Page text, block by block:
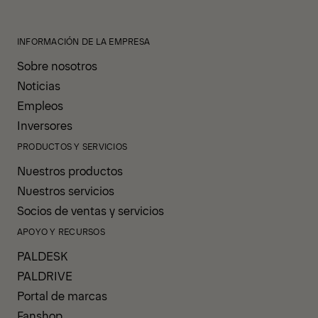
INFORMACIÓN DE LA EMPRESA
Sobre nosotros
Noticias
Empleos
Inversores
PRODUCTOS Y SERVICIOS
Nuestros productos
Nuestros servicios
Socios de ventas y servicios
APOYO Y RECURSOS
PALDESK
PALDRIVE
Portal de marcas